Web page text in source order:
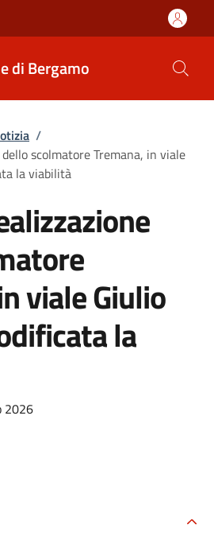
di Bergamo
/
scolmatore Tremana, in viale
la viabilità
viale Giulio
la
2026